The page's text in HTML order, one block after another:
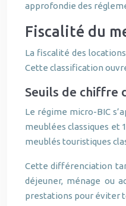
approfondie des
Fiscalité du
La fiscalité des
Cette classification
Seuils de chiffre
Le régime micro-BIC
meublées classiques et
meublés touristiques
Cette différenciation
déjeuner, ménage ou
prestations pour éviter